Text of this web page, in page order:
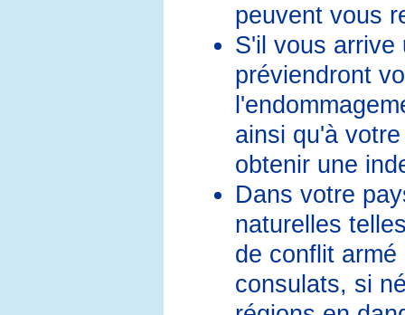
peuvent vous
S'il vous arrive
préviendront
ainsi qu'à
obtenir une
Dans votre
naturelles
de conflit
consulats, si